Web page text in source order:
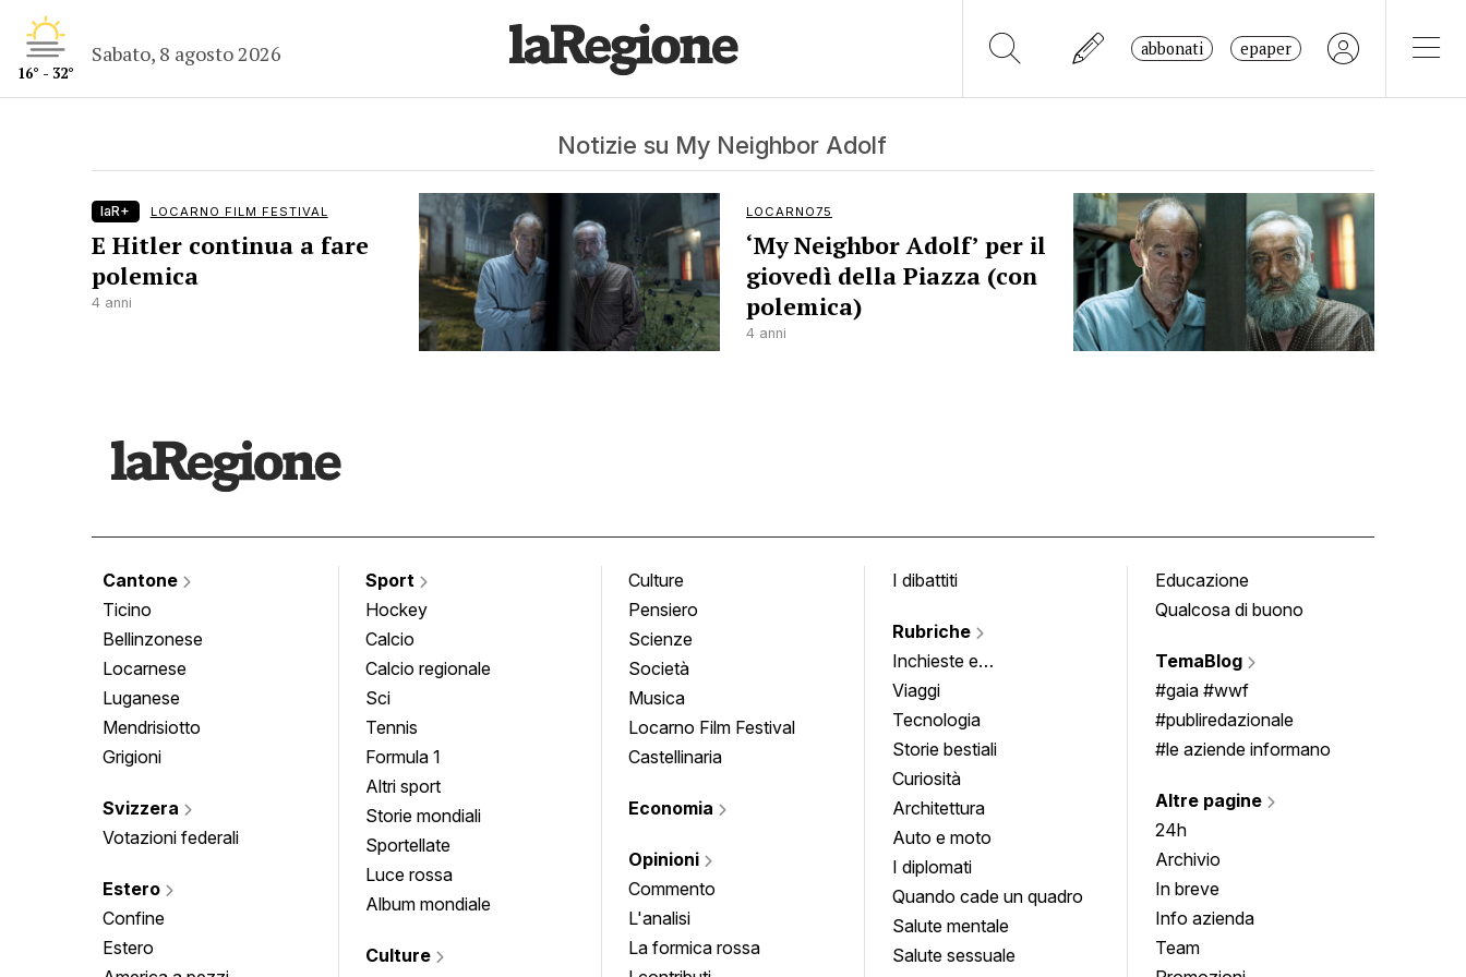
16° - 32°
Sabato, 8 agosto 2026 abbonati epaper
Notizie su My Neighbor Adolf
laR+ LOCARNO FILM FESTIVAL
E Hitler continua a fare
polemica
4 anni
LOCARNO75
‘My Neighbor Adolf’ per il
giovedì della Piazza (con
polemica)
4 anni
Cantone
Ticino
Bellinzonese
Locarnese
Luganese
Mendrisiotto
Grigioni
Svizzera
Votazioni federali
Estero
Confine
Estero
Sport
Hockey
Calcio
Calcio regionale
Sci
Tennis
Formula 1
Altri sport
Storie mondiali
Sportellate
Luce rossa
Album mondiale
Culture
Culture
Pensiero
Scienze
Società
Musica
Locarno Film Festival
Castellinaria
Economia
Opinioni
Commento
L'analisi
La formica rossa
I dibattiti
Rubriche
Inchieste e
approfondimenti
Viaggi
Tecnologia
Storie bestiali
Curiosità
Architettura
Auto e moto
I diplomati
Quando cade un quadro
Salute mentale
Salute sessuale
Educazione
Qualcosa di buono
TemaBlog
#gaia #wwf
#publiredazionale
#le aziende informano
Altre pagine
24h
Archivio
In breve
Info azienda
Team